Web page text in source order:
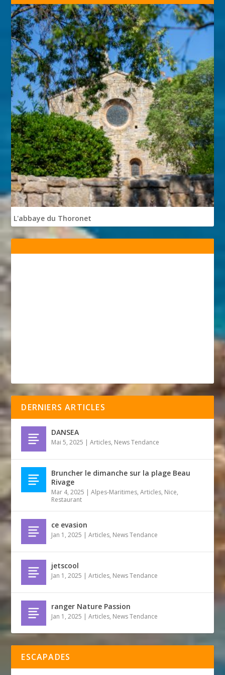
L'abbaye du Thoronet
DERNIERS ARTICLES
DANSEA
Mai 5, 2025 |Articles, News Tendance
Bruncher le dimanche sur la plage Beau
Rivage
Mar 4, 2025 |Alpes-Maritimes,Articles, Nice,
Restaurant
ce evasion
Jan 1, 2025 |Articles, News Tendance
jetscool
Jan 1, 2025 |Articles, News Tendance
ranger Nature Passion
Jan 1, 2025 |Articles, News Tendance
ESCAPADES